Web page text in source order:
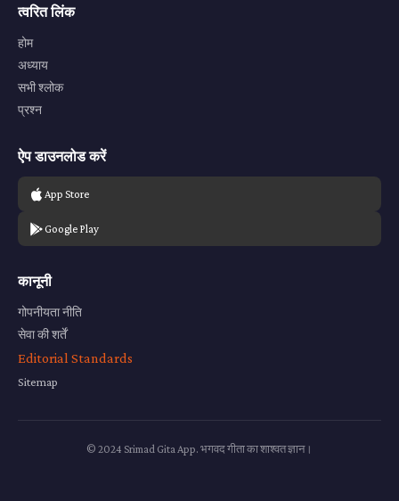
त्वरित लिंक
होम
अध्याय
सभी श्लोक
प्रश्न
ऐप डाउनलोड करें
App Store
Google Play
कानूनी
गोपनीयता नीति
सेवा की शर्तें
Editorial Standards
Sitemap
© 2024 Srimad Gita App. भगवद गीता का शाश्वत ज्ञान।